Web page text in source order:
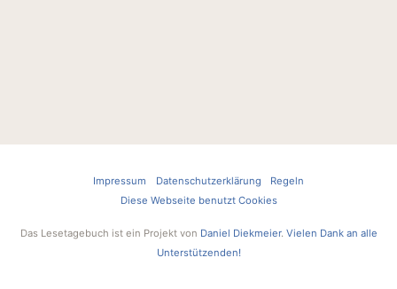
Impressum Datenschutzerklärung
Regeln
Diese Webseite benutzt Cookies
Das Lesetagebuch ist ein Projekt von Daniel Diekmeier. Vielen Dank an alle
Unterstützenden!